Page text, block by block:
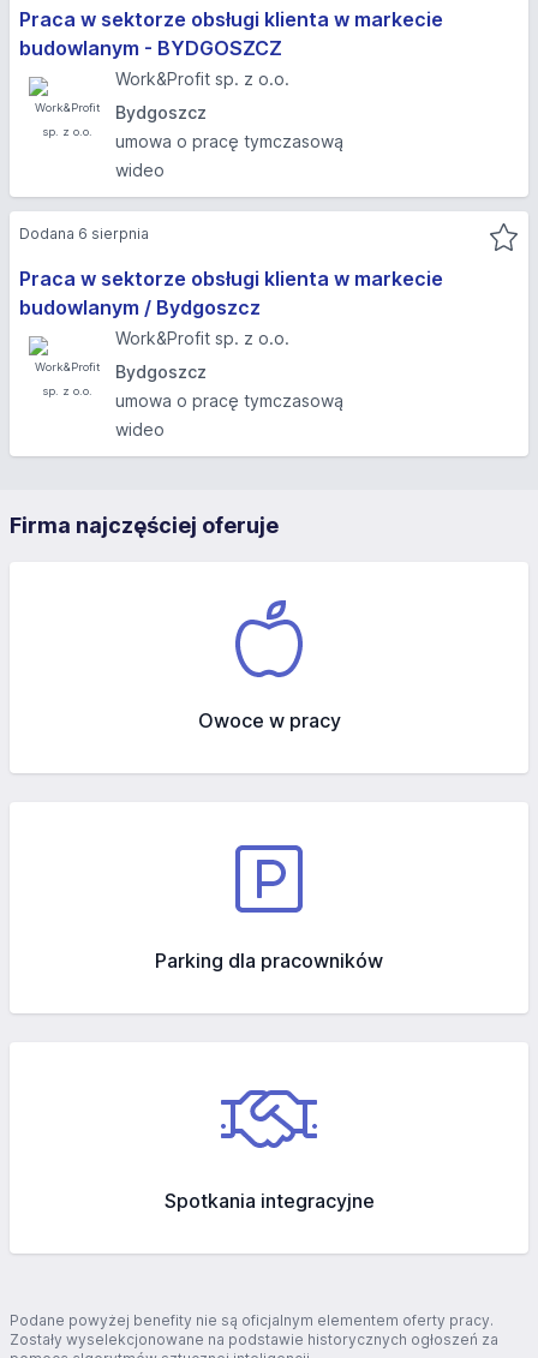
Praca w sektorze obsługi klienta w markecie
budowlanym - BYDGOSZCZ
Work&Profit sp. z o.o.
Bydgoszcz
umowa o pracę tymczasową
wideo
Praca w sektorze obsługi klienta w markecie
budowlanym / Bydgoszcz
Work&Profit sp. z o.o.
Bydgoszcz
umowa o pracę tymczasową
wideo
Dodana 6 sierpnia
Firma najczęściej oferuje
Owoce w pracy
Parking dla pracowników
Spotkania integracyjne
Podane powyżej benefity nie są oficjalnym elementem oferty pracy.
Zostały wyselekcjonowane na podstawie historycznych ogłoszeń za